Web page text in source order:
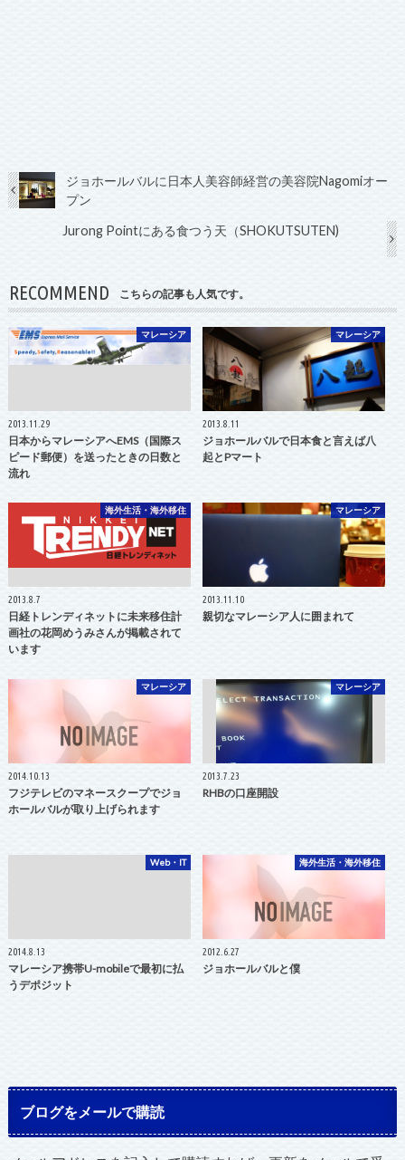
ジョホールバルに日本人美容師経営の美容院Nagomiオー
プン
Jurong Pointにある食つう天（SHOKUTSUTEN)
RECOMMEND こちらの記事も人気です。
マレーシア
2013.11.29
日本からマレーシアへEMS（国際ス
ピード郵便）を送ったときの日数と
流れ
マレーシア
2013.8.11
ジョホールバルで日本食と言えば八
起とPマート
海外生活・海外移住
2013.8.7
日経トレンディネットに未来移住計
画社の花岡めうみさんが掲載されて
います
マレーシア
2013.11.10
親切なマレーシア人に囲まれて
マレーシア
2014.10.13
フジテレビのマネースクープでジョ
ホールバルが取り上げられます
マレーシア
2013.7.23
RHBの口座開設
Web・IT
2014.8.13
マレーシア携帯U-mobileで最初に払
うデポジット
海外生活・海外移住
2012.6.27
ジョホールバルと僕
ブログをメールで購読